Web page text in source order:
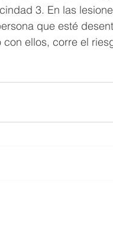
3. En las
que esté
ellos, corre el